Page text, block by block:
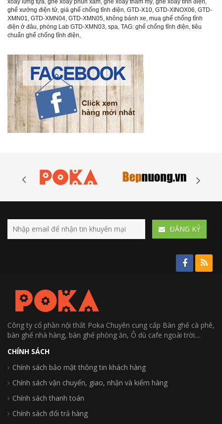
xoay lưng tựa, ghế xoay phun xăm, ghế xoay thẩm mỹ, ghế xoay tĩnh điện,
ghế xưởng điện tử, giá ghế chống tĩnh điện, GTD-X10, GTD-XINOX06, GTD-
XMN01, GTD-XMN04, GTD-XMN05, không bánh xe, mua ghế chống tĩnh
điện ở đâu, phòng Lab GTD-XMN03, spa, TAG: ghế chống tĩnh điện, tiêu
chuẩn ghế chống tĩnh điện,
ÐĂNG KÝ
Công ty cổ phần nội thất Poka Chuyên cung cấp Bàn ghế cà phê,
bàn ghế nhà hàng, bàn ghế phòng ăn, Ô dù cafe ngoài trời....
CHÍNH SÁCH
Chính sách bảo mật thông tin khách hàng
Chính sách vận chuyển, giao, nhận và kiểm hàng
Chính sách thanh toán
Chính sách đổi trả hàng